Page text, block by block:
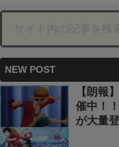
NEW POST
【朗報
催中！
が大量